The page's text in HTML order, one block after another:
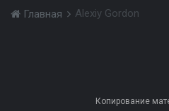
Главная Alexiy Gordon
Копирование